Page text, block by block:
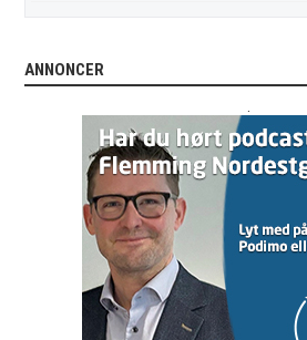
ANNONCER
.